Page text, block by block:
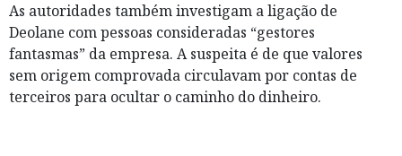
As autoridades também investigam a ligação de
Deolane com pessoas consideradas “gestores
fantasmas” da empresa. A suspeita é de que valores
sem origem comprovada circulavam por contas de
terceiros para ocultar o caminho do dinheiro.